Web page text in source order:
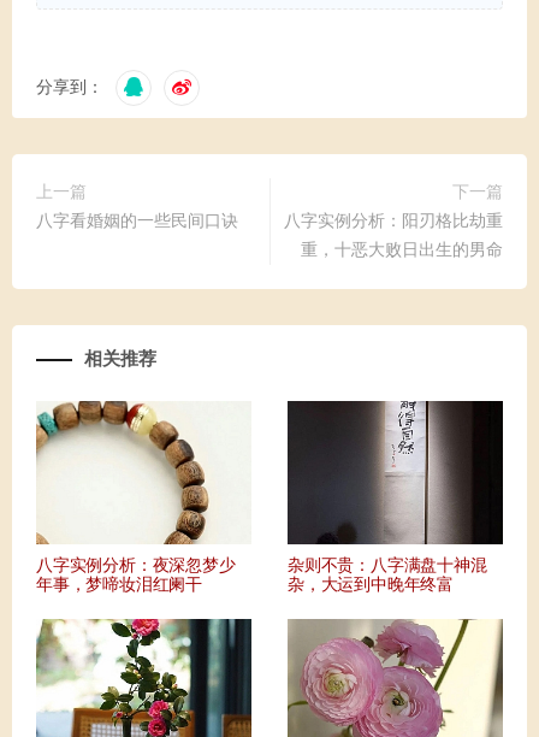
分享到：
上一篇
八字看婚姻的一些民间口诀
下一篇
八字实例分析：阳刃格比劫重
重，十恶大败日出生的男命
相关推荐
八字实例分析：夜深忽梦少
年事，梦啼妆泪红阑干
杂则不贵：八字满盘十神混
杂，大运到中晚年终富